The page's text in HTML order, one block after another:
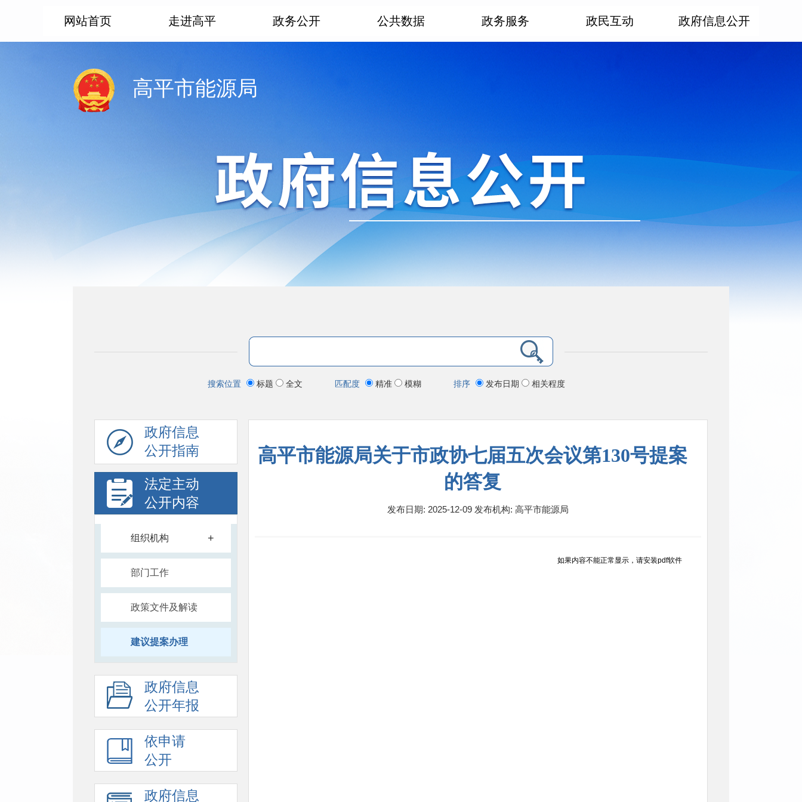
网站首页 走进高平 政务公开 公共数据 政务服务 政民互动 政府信息公开
高平市能源局
搜索位置 标题 全文 匹配度 精准 模糊 排序 发布日期 相关程度
政府信息
公开指南
法定主动
公开内容
组织机构 +
部门工作
政策文件及解读
建议提案办理
政府信息
公开年报
依申请
公开
政府信息
高平市能源局关于市政协七届五次会议第130号提案
的答复
发布日期: 2025-12-09 发布机构: 高平市能源局
如果内容不能正常显示，请安装pdf软件